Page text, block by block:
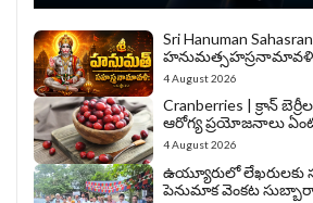
Sri Hanuman
4 August 2026
Cranberries | క్రాన్
ఆరోగ్య ప్రయోజనాలు
4 August 2026
ఉయ్యూరులో
పెనుమాక వెంకట